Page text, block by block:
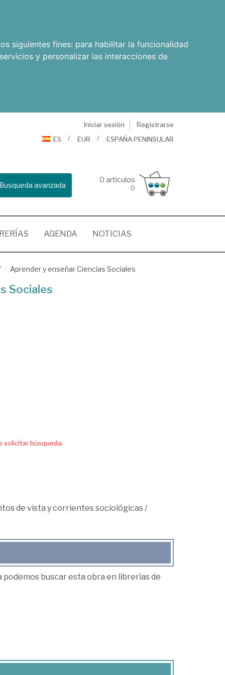
siguientes fines: para habilitar la funcionalidad
y personalizar las interacciones de
Iniciar sesión
Registrarse
ES
EUR ESPAÑA PENINSULAR
Busqueda avanzada
0 artículos
0
AGENDA NOTICIAS
Aprender y enseñar Ciencias Sociales
Sociales
solicitar búsqueda.
de vista y corrientes sociológicas/
buscar esta obra en librerías de